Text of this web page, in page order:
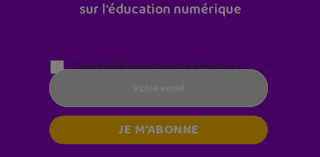
sur l'éducation numérique
Parentalité numérique (le lundi matin)